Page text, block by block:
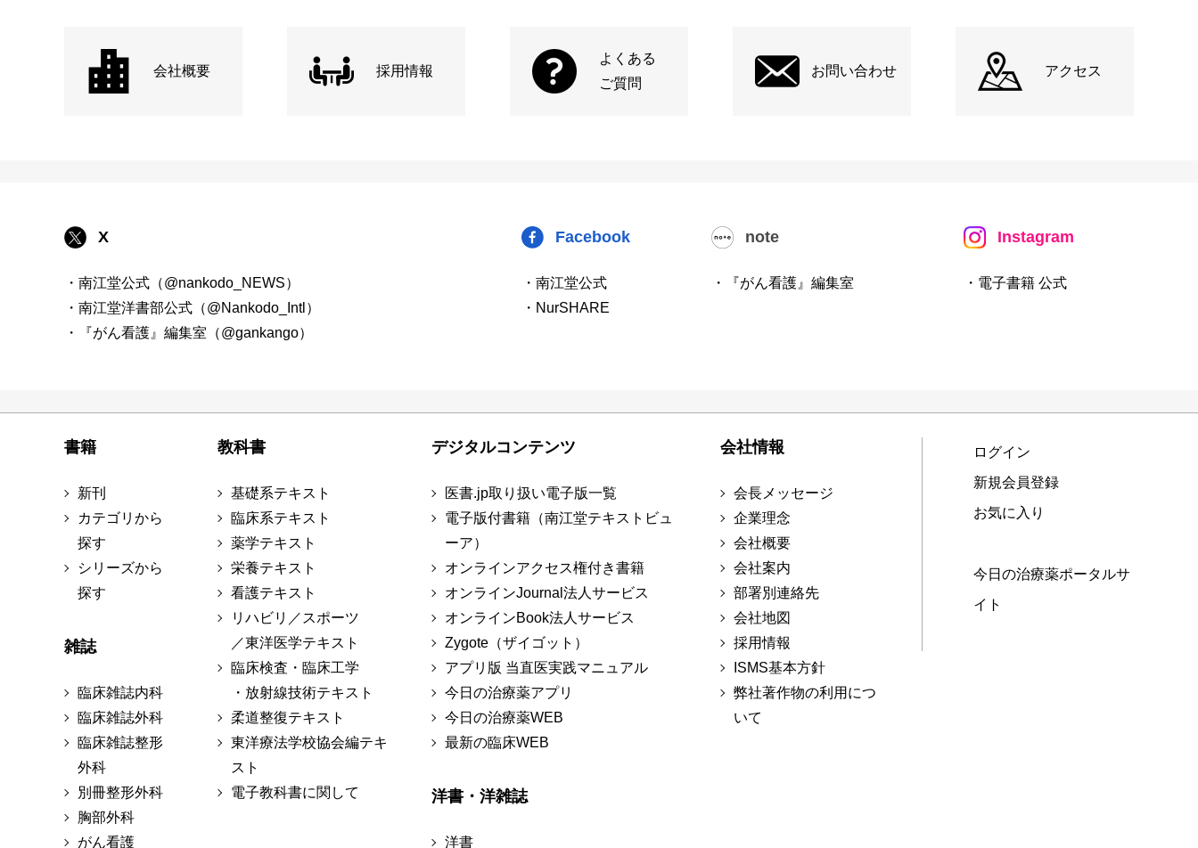
会社概要 採用情報
よくある
ご質問
お問い合わせ アクセス
X
・南江堂公式（@nankodo_NEWS）
・南江堂洋書部公式（@Nankodo_Intl）
・『がん看護』編集室（@gankango）
Facebook
・南江堂公式
・NurSHARE
note
・『がん看護』編集室
Instagram
・電子書籍 公式
書籍
新刊
カテゴリから
探す
シリーズから
探す
雑誌
臨床雑誌内科
臨床雑誌外科
臨床雑誌整形
外科
別冊整形外科
胸部外科
がん看護
教科書
基礎系テキスト
臨床系テキスト
薬学テキスト
栄養テキスト
看護テキスト
リハビリ／スポーツ
／東洋医学テキスト
臨床検査・臨床工学
・放射線技術テキスト
柔道整復テキスト
東洋療法学校協会編テキ
スト
電子教科書に関して
デジタルコンテンツ
医書.jp取り扱い電子版一覧
電子版付書籍（南江堂テキストビュ
ーア）
オンラインアクセス権付き書籍
オンラインJournal法人サービス
オンラインBook法人サービス
Zygote（ザイゴット）
アプリ版 当直医実践マニュアル
今日の治療薬アプリ
今日の治療薬WEB
最新の臨床WEB
洋書・洋雑誌
洋書
会社情報
会長メッセージ
企業理念
会社概要
会社案内
部署別連絡先
会社地図
採用情報
ISMS基本方針
弊社著作物の利用につ
いて
ログイン
新規会員登録
お気に入り
今日の治療薬ポータルサ
イト